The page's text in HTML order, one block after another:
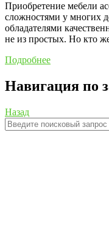
Приобретение мебели
сложностями у многих
обладателями
не из простых. Но кто
Подробнее
Навигация по
Назад